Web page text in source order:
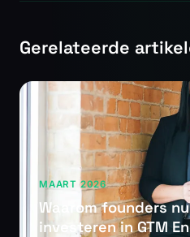
Gerelateerde
MAART 2026
Waarom founders
investeren in GTM